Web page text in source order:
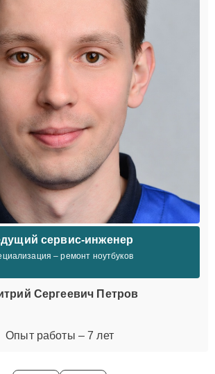
сервис-инженер
– ремонт ноутбуков
Сергеевич Петров
Опыт работы – 7 лет